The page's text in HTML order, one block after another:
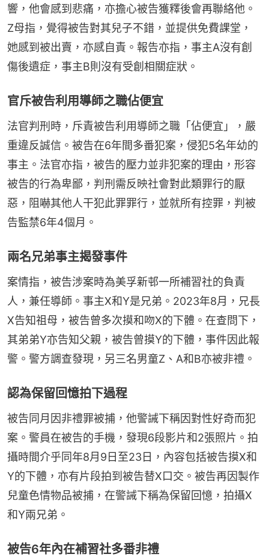
響，他會感到悲痛，亦擔心被告獲釋後會再聯絡他。
Z母指，覺得被告對其兒子不錯，並提供免費課堂，
她感到被出賣，亦感自責。報告亦指，事主A沒有創
傷後遺症，事主B則沒有受創相關症狀。
官斥被告利用導師之職佔便宜
法官判刑時，斥責被告利用導師之職「佔便宜」，嚴
重違反誠信。被告在6年間多番犯案，侵犯5名年幼的
事主。法官亦指，被告的壓力並非犯案的理由，形容
被告的行為卑鄙，判刑需反映社會對此類罪行的厭
惡，阻嚇其他人干犯此罪罪行，並就所有控罪，判被
告監禁6年4個月。
兩名兄弟事主揭發事件
案情指，被告涉案時為美孚新邨一所補習社的負責
人，兼任導師。事主X和Y是兄弟。2023年8月，兄長
X告知祖母，被告曾多次摸和吻X的下體。在查問下，
其弟弟Y亦告知父親，被告曾摸Y的下體，事件因此報
警。警方調查發現，另三名男童Z、A和B亦被非禮。
認為保留回憶拍下過程
被告同月因非禮罪被捕，他警誡下稱因對性好奇而犯
案。警員在被告的手機，發現6段影片和2張照片。拍
攝時間介乎同年8月9日至23日，內容包括被告摸X和
Y的下體，亦有片段拍到被告替X口交。被告再因製作
兒童色情物品被捕，在警誡下稱為保留回憶，拍攝X
和Y兩兄弟。
被告6年內在補習社多番非禮